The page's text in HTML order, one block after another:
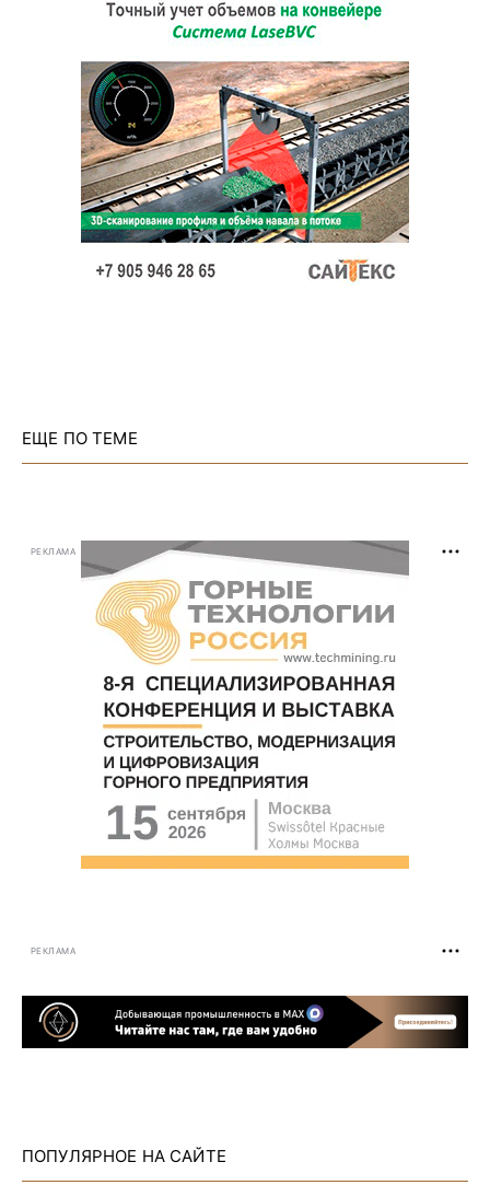
ЕЩЕ ПО ТЕМЕ
РЕКЛАМА
РЕКЛАМА
ПОПУЛЯРНОЕ НА САЙТЕ